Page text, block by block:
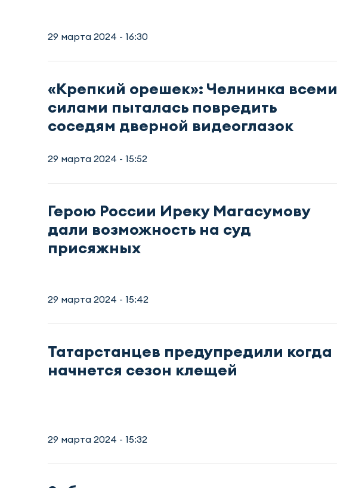
29 марта 2024 - 16:30
«Крепкий орешек»: Челнинка всеми
силами пыталась повредить
соседям дверной видеоглазок
29 марта 2024 - 15:52
Герою России Иреку Магасумову
дали возможность на суд
присяжных
29 марта 2024 - 15:42
Татарстанцев предупредили когда
начнется сезон клещей
29 марта 2024 - 15:32